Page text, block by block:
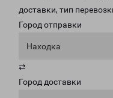
доставки, тип
Город отправки
Находка
⇄
Город доставки